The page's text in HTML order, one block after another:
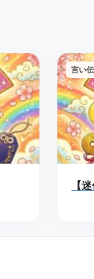
言い
【